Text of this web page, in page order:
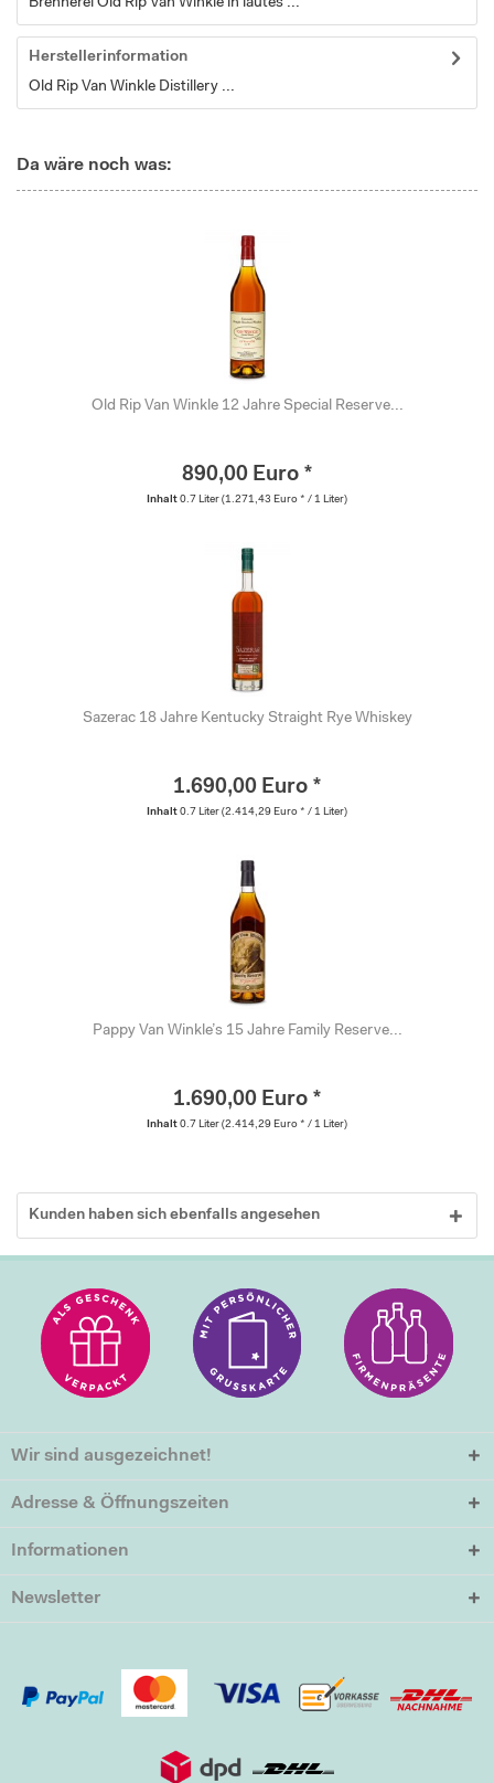
Brennerei Old Rip Van Winkle in lautes ...
Herstellerinformation
Old Rip Van Winkle Distillery ...
Da wäre noch was:
Old Rip Van Winkle 12 Jahre Special Reserve...
890,00 Euro *
Inhalt 0.7 Liter (1.271,43 Euro * / 1 Liter)
Sazerac 18 Jahre Kentucky Straight Rye Whiskey
1.690,00 Euro *
Inhalt 0.7 Liter (2.414,29 Euro * / 1 Liter)
Pappy Van Winkle’s 15 Jahre Family Reserve...
1.690,00 Euro *
Inhalt 0.7 Liter (2.414,29 Euro * / 1 Liter)
Kunden haben sich ebenfalls angesehen
Wir sind ausgezeichnet!
Adresse & Öffnungszeiten
Informationen
Newsletter